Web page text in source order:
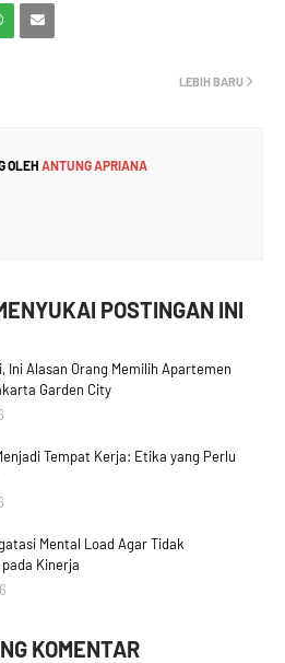
LEBIH BARU
OLEH ANTUNG APRIANA
POSTINGAN INI
Ini Alasan Orang Memilih Apartemen
Garden City
Tempat Kerja: Etika yang Perlu
Mental Load Agar Tidak
Kinerja
KOMENTAR